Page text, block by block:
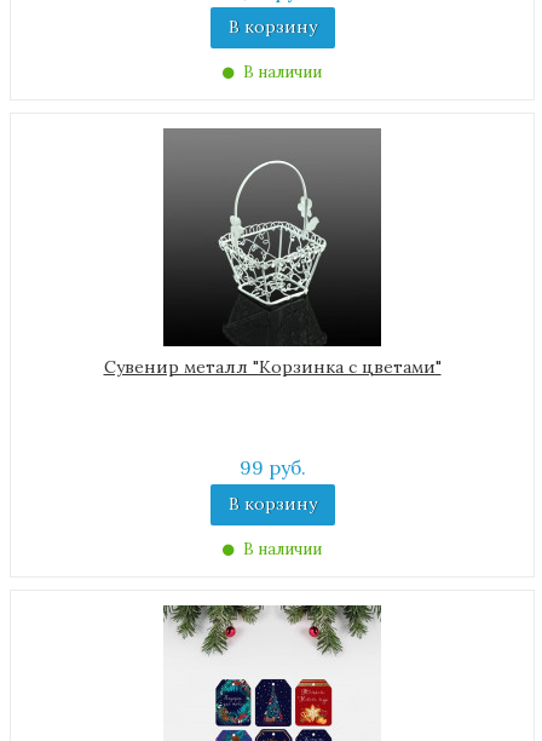
В корзину
В наличии
Сувенир металл "Корзинка с цветами"
99 руб.
В корзину
В наличии